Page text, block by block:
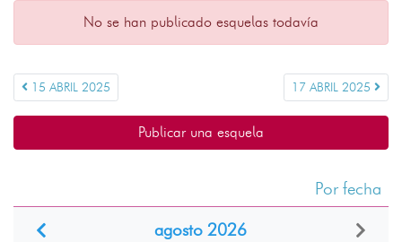
No se han publicado esquelas todavía
15 ABRIL 2025 17 ABRIL 2025
Publicar una esquela
Por fecha
agosto 2026